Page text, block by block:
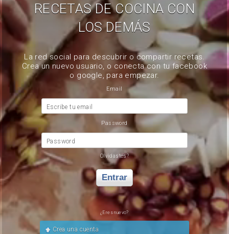
RECETAS DE COCINA CON
LOS DEMÁS
La red social para descubrir o compartir recetas.
Crea un nuevo usuario, o conecta con tu facebook
o google, para empezar.
Email
Escribe tu email
Password
Password
Olvidastes?
Entrar
¿Eres nuevo?
Crea una cuenta